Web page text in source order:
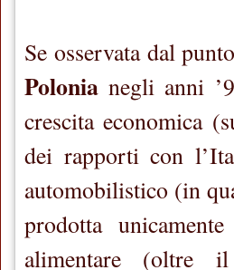
Se osservata dal
Polonia negli anni
crescita economica
dei rapporti con
automobilistico (in
prodotta
alimentare (oltre